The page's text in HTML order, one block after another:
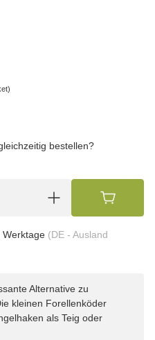
bestellen?
Werktage (DE - Ausland
Alternative zu
kleinen Forellenköder
als Teig oder